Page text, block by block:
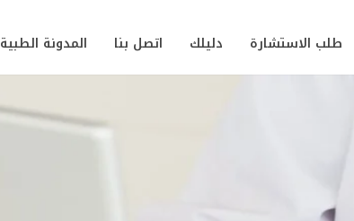
طلب الاستشارة دليلك اتصل بنا المدونة الطبية